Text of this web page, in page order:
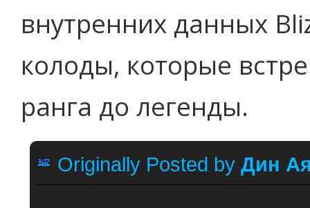
внутренних данных
колоды, которые
ранга до легенды.
Originally Posted by Дин